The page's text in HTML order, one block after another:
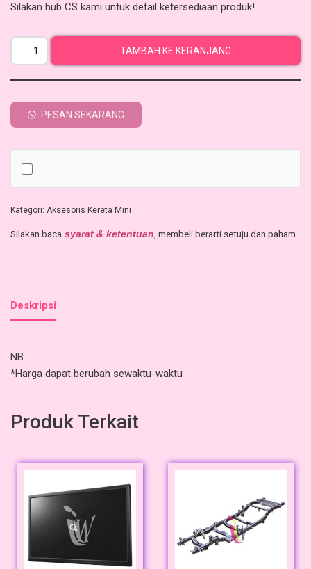
Silakan hub CS kami untuk detail ketersediaan produk!
TAMBAH KE KERANJANG
PESAN SEKARANG
Kategori: Aksesoris Kereta Mini
Silakan baca syarat & ketentuan , membeli berarti setuju dan paham.
Deskripsi
NB:
*Harga dapat berubah sewaktu-waktu
Produk Terkait